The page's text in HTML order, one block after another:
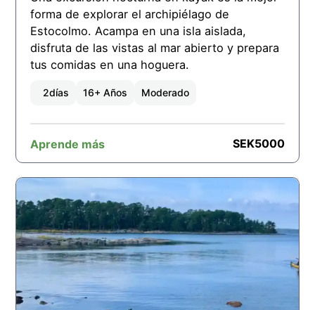
forma de explorar el archipiélago de
Estocolmo. Acampa en una isla aislada,
disfruta de las vistas al mar abierto y prepara
tus comidas en una hoguera.
2días 16+ Años Moderado
Aprende más SEK5000